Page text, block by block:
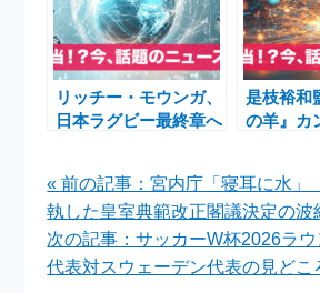
リッチー・モウンガ、
日本ラグビー最終章へ
グッズ再販売
是枝裕和
の羊』カ
大悟W主
喝采
« 前の記事：宮内庁「寝耳に水
執した皇室典範改正閣議決定の波
次の記事：サッカーW杯2026ラ
代表対スウェーデン代表の見どこ